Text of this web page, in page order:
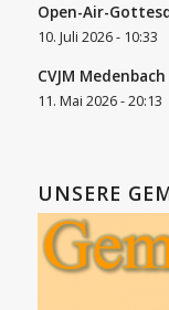
Open-Air-
10. Juli 2026 - 10:33
CVJM
11. Mai 2026 - 20:13
UNSERE